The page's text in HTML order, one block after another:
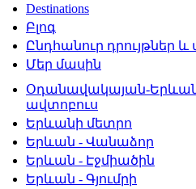
Destinations
Բլոգ
Ընդհանուր դրույթներ
Մեր մասին
Օդանավակայան-Երևան
ավտոբուս
Երևանի մետրո
Երևան - Վանաձոր
Երևան - Էջմիածին
Երևան - Գյումրի